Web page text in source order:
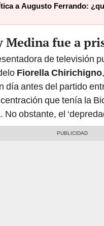
a Augusto Ferrando:
Medina fue a
de televisión
Fiorella Chirichigno
día antes del partido
que tenía la
No obstante, el